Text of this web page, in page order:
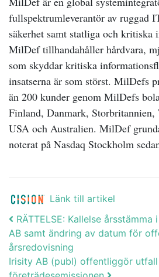
fullspektrumleverantör av ruggad
säkerhet samt statliga och kritiska
MilDef tillhandahåller hårdvara,
som skyddar kritiska
insatserna är som störst. MilDefs
än 200 kunder genom MilDefs
Finland, Danmark, Storbritannien,
USA och Australien. MilDef
noterat på Nasdaq Stockholm
Länk till artikel
Post navigation
RÄTTELSE: Kallelse
AB samt ändring av datum för
årsredovisning
Irisity AB (publ) offentliggör